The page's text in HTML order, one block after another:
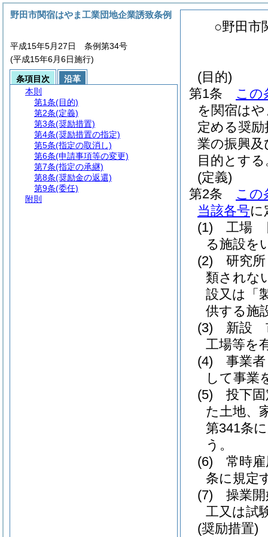
○野田市
(目的)
第1条
この
を関宿は
定める奨
業の振興
目的とする
(定義)
第2条
この
当該各号に
(1)
工場
る施設を
(2)
研究
類されな
設又は「
供する施
(3)
新設
工場等を
(4)
事業
して事業
(5)
投下
た土地、
第341条
う。
(6)
常時
条に規定
(7)
操業
工又は試
(奨励措置)
野田市関宿はやま工業団地企業誘致条例
平成15年5月27日 条例第34号
(平成15年6月6日施行)
条項目次
沿革
本則
第1条(目的)
第2条(定義)
第3条(奨励措置)
第4条(奨励措置の指定)
第5条(指定の取消し)
第6条(申請事項等の変更)
第7条(指定の承継)
第8条(奨励金の返還)
第9条(委任)
附則